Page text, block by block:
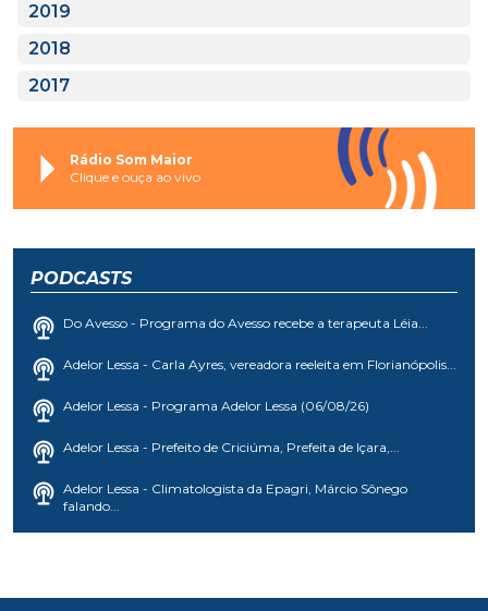
2019
2018
2017
Rádio Som Maior
Clique e ouça ao vivo
PODCASTS
Do Avesso - Programa do Avesso recebe a terapeuta Léia...
Adelor Lessa - Carla Ayres, vereadora reeleita em Florianópolis...
Adelor Lessa - Programa Adelor Lessa (06/08/26)
Adelor Lessa - Prefeito de Criciúma, Prefeita de Içara,...
Adelor Lessa - Climatologista da Epagri, Márcio Sônego
falando...